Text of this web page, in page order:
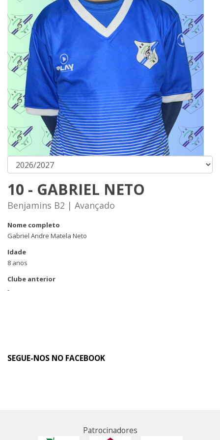
10 - GABRIEL NETO
Benjamins B2 | Avançado
Nome completo
Gabriel Andre Matela Neto
Idade
8 anos
Clube anterior
-
SEGUE-NOS NO FACEBOOK
Patrocinadores